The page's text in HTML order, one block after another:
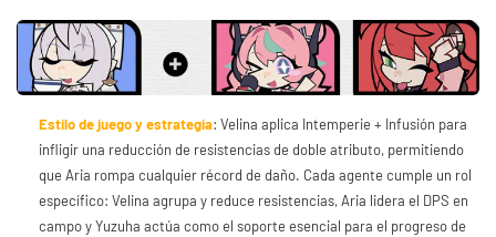
Estilo de juego y estrategia: Velina aplica Intemperie + Infusión para
infligir una reducción de resistencias de doble atributo, permitiendo
que Aria rompa cualquier récord de daño. Cada agente cumple un rol
específico: Velina agrupa y reduce resistencias, Aria lidera el DPS en
campo y Yuzuha actúa como el soporte esencial para el progreso de